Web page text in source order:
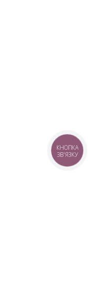
КНОПКА
ЗВ'ЯЗКУ